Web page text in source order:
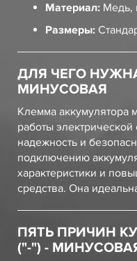
Материал: Медь,
Размеры:
ДЛЯ ЧЕГО
МИНУСОВАЯ
Клемма аккумулятора
работы
надежность и
подключению
характеристики и
средства. Она
ПЯТЬ ПРИЧИН
("-") -